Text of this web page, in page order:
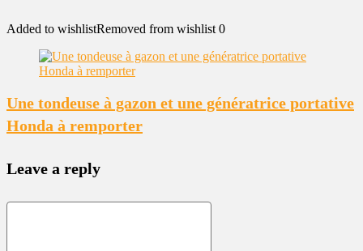
Added to wishlistRemoved from wishlist 0
Une tondeuse à gazon et une génératrice portative
Honda à remporter
Leave a reply